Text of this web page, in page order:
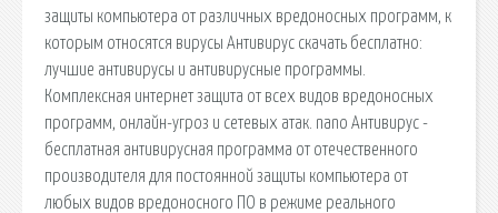
защиты компьютера от различных вредоносных программ, к
которым относятся вирусы Антивирус скачать бесплатно:
лучшие антивирусы и антивирусные программы.
Комплексная интернет защита от всех видов вредоносных
программ, онлайн-угроз и сетевых атак. nano Антивирус -
бесплатная антивирусная программа от отечественного
производителя для постоянной защиты компьютера от
любых видов вредоносного ПО в режиме реального